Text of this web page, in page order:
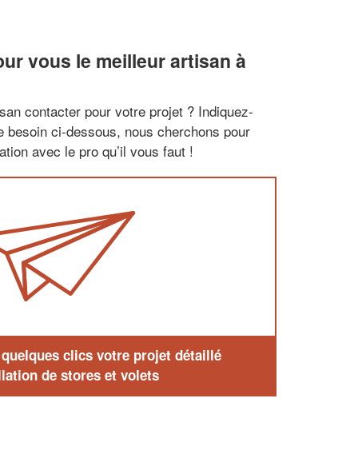
vous le meilleur artisan à
contacter pour votre projet ? Indiquez-
besoin ci-dessous, nous cherchons pour
avec le pro qu’il vous faut !
clics votre projet détaillé
de stores et volets